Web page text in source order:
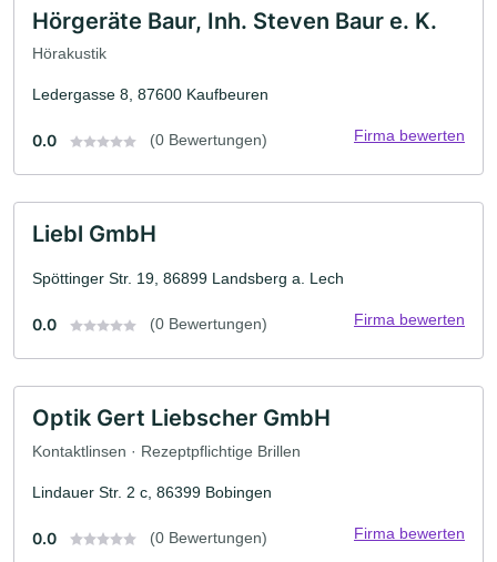
Hörgeräte Baur, Inh. Steven Baur e. K.
Hörakustik
Ledergasse 8, 87600 Kaufbeuren
0.0 (0 Bewertungen) Firma bewerten
Liebl GmbH
Spöttinger Str. 19, 86899 Landsberg a. Lech
0.0 (0 Bewertungen) Firma bewerten
Optik Gert Liebscher GmbH
Kontaktlinsen · Rezeptpflichtige Brillen
Lindauer Str. 2 c, 86399 Bobingen
0.0 (0 Bewertungen) Firma bewerten